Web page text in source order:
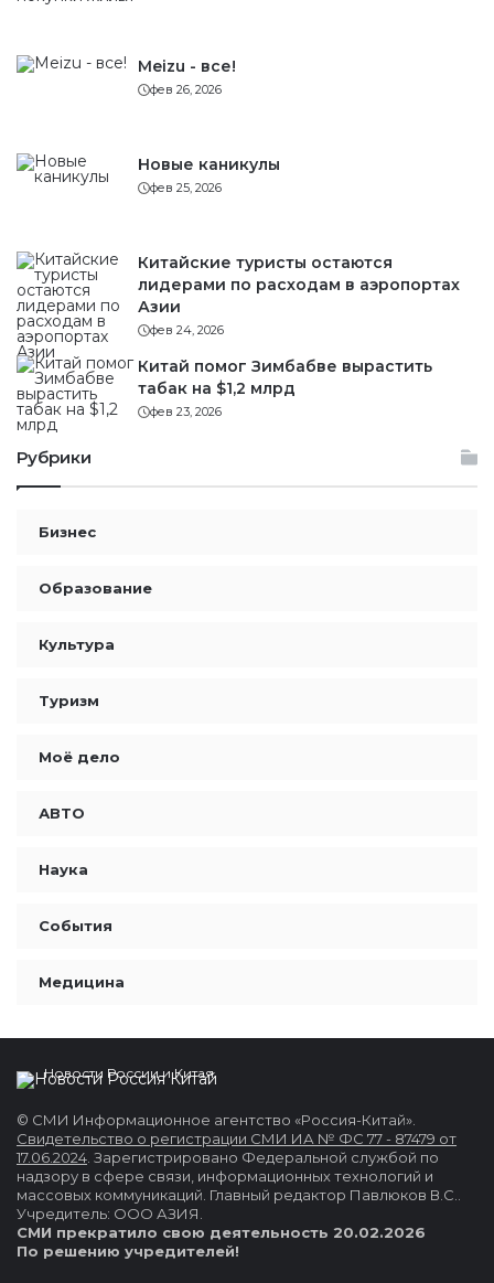
Meizu - все!
фев 26, 2026
Новые каникулы
фев 25, 2026
Китайские туристы остаются
лидерами по расходам в аэропортах
Азии
фев 24, 2026
Китай помог Зимбабве вырастить
табак на $1,2 млрд
фев 23, 2026
Рубрики
Бизнес
Образование
Культура
Туризм
Моё дело
АВТО
Наука
События
Медицина
Новости России и Китая
© СМИ Информационное агентство «Россия-Китай».
Свидетельство о регистрации СМИ ИА № ФС 77 - 87479 от
17.06.2024 . Зарегистрировано Федеральной службой по
надзору в сфере связи, информационных технологий и
массовых коммуникаций. Главный редактор Павлюков В.С..
Учредитель: ООО АЗИЯ.
СМИ прекратило свою деятельность 20.02.2026
По решению учредителей!